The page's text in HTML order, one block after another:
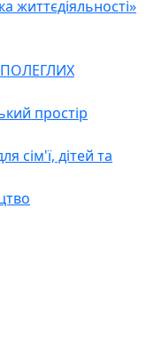
життєдіяльності»
простір
сім'ї, дітей та